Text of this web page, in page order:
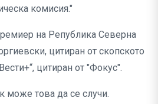
комисия."
на Република Северна
цитиран от скопското
цитиран от "Фокус".
може това да се случи.